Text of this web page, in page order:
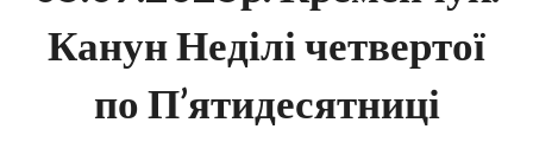
Канун Неділі четвертої
по П’ятидесятниці